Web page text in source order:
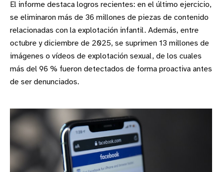
El informe destaca logros recientes: en el último ejercicio,
se eliminaron más de 36 millones de piezas de contenido
relacionadas con la explotación infantil. Además, entre
octubre y diciembre de 2025, se suprimen 13 millones de
imágenes o vídeos de explotación sexual, de los cuales
más del 96 % fueron detectados de forma proactiva antes
de ser denunciados.